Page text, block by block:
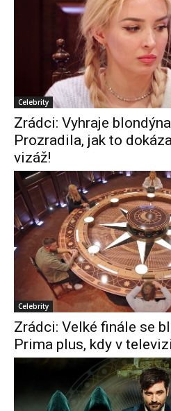
Celebrity
Zrádci: Vyhraje
Prozradila, jak to
vizáž!
Celebrity
Zrádci: Velké finále se
Prima plus, kdy v